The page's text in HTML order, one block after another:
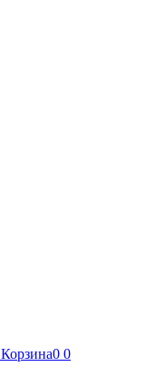
Корзина0 0